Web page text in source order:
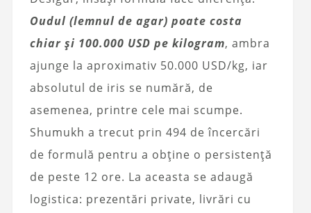
Oudul (lemnul de agar) poate costa
chiar și 100.000 USD pe kilogram, ambra
ajunge la aproximativ 50.000 USD/kg, iar
absolutul de iris se numără, de
asemenea, printre cele mai scumpe.
Shumukh a trecut prin 494 de încercări
de formulă pentru a obține o persistență
de peste 12 ore. La aceasta se adaugă
logistica: prezentări private, livrări cu